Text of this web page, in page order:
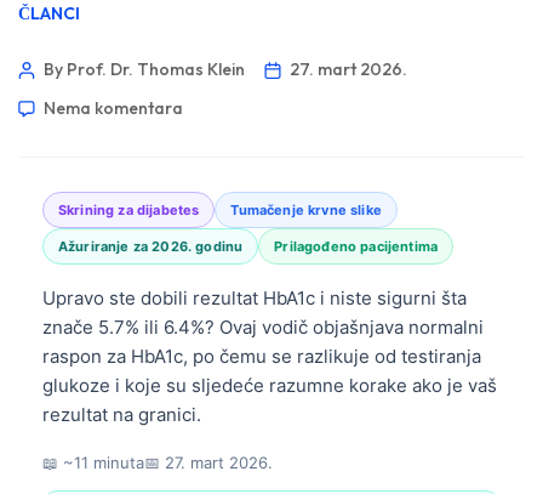
ČLANCI
By Prof. Dr. Thomas Klein
27. mart 2026.
Nema komentara
Skrining za dijabetes Tumačenje krvne slike
Ažuriranje za 2026. godinu Prilagođeno pacijentima
Upravo ste dobili rezultat HbA1c i niste sigurni šta
znače 5.7% ili 6.4%? Ovaj vodič objašnjava normalni
raspon za HbA1c, po čemu se razlikuje od testiranja
glukoze i koje su sljedeće razumne korake ako je vaš
rezultat na granici.
📖 ~11 minuta📅 27. mart 2026.